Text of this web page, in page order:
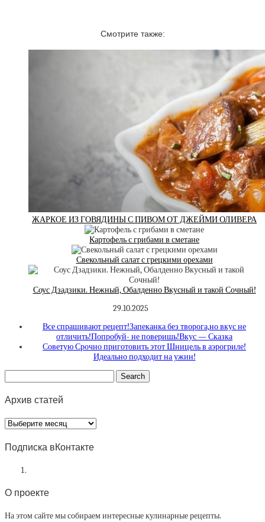
Смотрите также:
ЖАРКОЕ ИЗ ГОВЯДИНЫ С ПИВОМ ОТ ДЖЕЙМИ ОЛИВЕРА
Картофель с грибами в сметане
Свекольный салат с грецкими орехами
Соус Дзадзики. Нежный, Обалденно Вкусный и такой Сочный!
29.10.2025
Все спрашивают рецепт!Запеканка без творога,но вкус не
отличить!Попробуй- не поверишь!Вкус — Сказка
Советую Срочно приготовить этот Шницель в аэрогриле!
Идеально подходит на ужин!
Архив статей
Архив
статей
Подписка вКонтакте
О проекте
На этом сайте мы собираем интересные кулинарные рецепты.